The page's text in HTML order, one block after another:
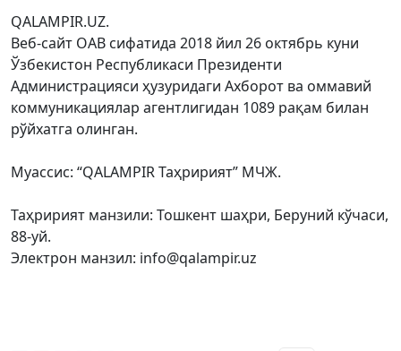
QALAMPIR.UZ.
Веб-сайт ОАВ сифатида 2018 йил 26 октябрь куни
Ўзбекистон Республикаси Президенти
Администрацияси ҳузуридаги Ахборот ва оммавий
коммуникациялар агентлигидан 1089 рақам билан
рўйхатга олинган.
Муассис: “QALAMPIR Таҳририят” МЧЖ.
Таҳририят манзили: Тошкент шаҳри, Беруний кўчаси,
88-уй.
Электрон манзил: info@qalampir.uz